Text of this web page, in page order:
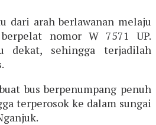
dari arah berlawanan melaju
nomor W 7571 UP.
dekat, sehingga terjadilah
bus berpenumpang penuh
terperosok ke dalam sungai